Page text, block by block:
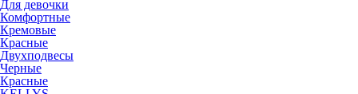
Для девочки
Комфортные
Кремовые
Красные
Двухподвесы
Черные
Красные